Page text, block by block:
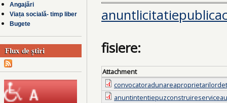
Angajări
Viața socială- timp liber
Bugete
Flux de știri
fisiere:
Attachment